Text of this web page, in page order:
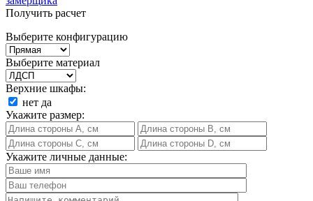
Получить расчет
Выберите конфигурацию
Выберите материал
Верхние шкафы:
нет да
Укажите размер:
Укажите личные данные: